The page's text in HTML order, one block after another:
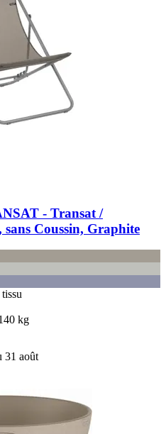
-​ Transat /
Coussin, Graphite
kg
31 août